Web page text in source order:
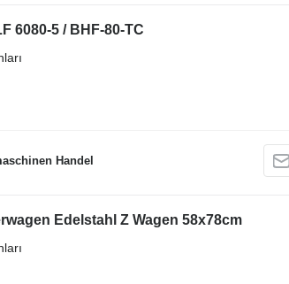
6080-5 / BHF-80-TC
Handel
Edelstahl Z Wagen 58x78cm